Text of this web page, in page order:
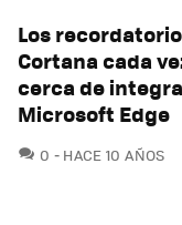
Los
Cortana cada
cerca de
Microsoft Edge
0 COMENTARIOS
HACE 10 AÑOS